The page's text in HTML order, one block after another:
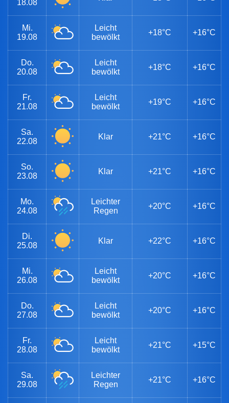
18.08
Mi.
19.08
Leicht
bewölkt
+18°C +16°C
Do.
20.08
Leicht
bewölkt
+18°C +16°C
Fr.
21.08
Leicht
bewölkt
+19°C +16°C
Sa.
22.08
Klar +21°C +16°C
So.
23.08
Klar +21°C +16°C
Mo.
24.08
Leichter
Regen
+20°C +16°C
Di.
25.08
Klar +22°C +16°C
Mi.
26.08
Leicht
bewölkt
+20°C +16°C
Do.
27.08
Leicht
bewölkt
+20°C +16°C
Fr.
28.08
Leicht
bewölkt
+21°C +15°C
Sa.
29.08
Leichter
Regen
+21°C +16°C